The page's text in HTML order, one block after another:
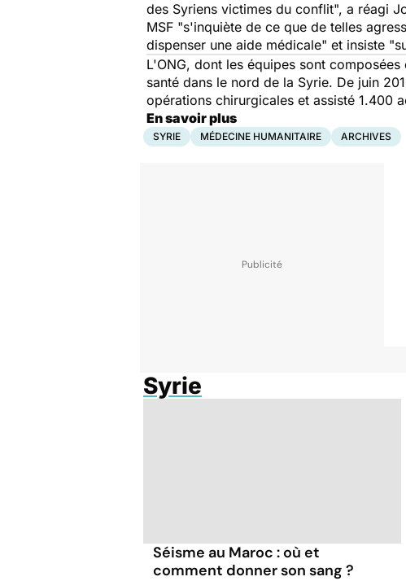
des Syriens victimes du conflit", a réagi
MSF "s'inquiète de ce que de telles
dispenser une aide médicale" et insiste
L'ONG, dont les équipes sont
santé dans le nord de la Syrie. De juin
opérations chirurgicales et assisté 1.400
En savoir plus
SYRIE MÉDECINE HUMANITAIRE ARCHIVES
Syrie
Séisme au Maroc : où et
comment donner son sang ?